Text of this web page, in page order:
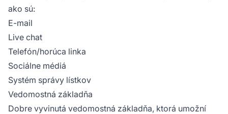
ako sú:
E-mail
Live chat
Telefón/horúca linka
Sociálne médiá
Systém správy lístkov
Vedomostná základňa
Dobre vyvinutá vedomostná základňa, ktorá umožní